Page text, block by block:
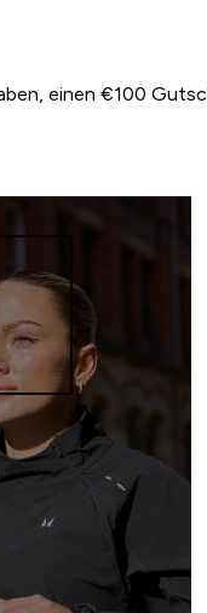
einen €100